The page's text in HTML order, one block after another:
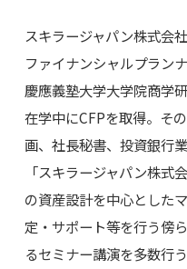
スキラージャパン株式会
ファイナンシャルプランナ
慶應義塾大学大学院商学
在学中にCFPを取得。そ
画、社長秘書、投資銀行
「スキラージャパン株式
の資産設計を中心とした
定・サポート等を行う傍
るセミナー講演を多数行う